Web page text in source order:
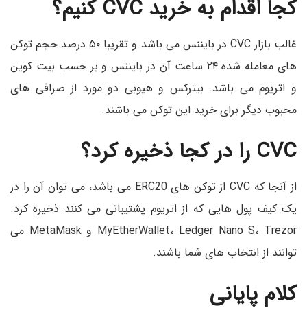
کجا اقدام به خرید CVC کنیم؟
غالب بازار CVC در بایننس می باشد و تقریبا ۵۰ درصد حجم توکن
های معامله شده ۲۴ ساعت آن در بایننس و بر حسب بیت کوین
و اتریوم می باشد. بیترکس و هیوبی دو مورد از صرافی های
محبوب دیگر برای خرید این توکن می باشند.
CVC را در کجا ذخیره کرد؟
از آنجا که CVC از توکن های ERC20 می باشد، می توان آن را در
یک کیف پول هایی که از اتریوم پشتیبانی می کنند ذخیره کرد.
MyEtherWallet، Ledger Nano S، Trezor و MetaMask می
توانند از انتخاب های شما باشند.
کلام پایانی